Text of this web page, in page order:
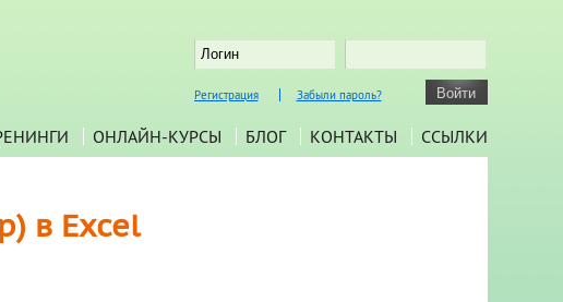
Регистрация Забыли пароль?
ОНЛАЙН-КУРСЫ БЛОГ КОНТАКТЫ ССЫЛКИ
в Excel